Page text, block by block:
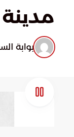
بوابة